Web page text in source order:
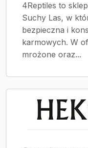
4Reptiles to
Suchy Las, w
bezpieczna i
karmowych. W
mrożone oraz...